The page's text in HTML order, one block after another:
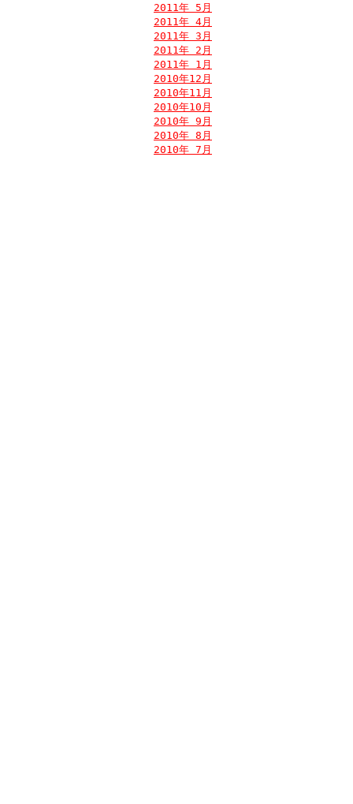
2011年 5月
2011年 4月
2011年 3月
2011年 2月
2011年 1月
2010年12月
2010年11月
2010年10月
2010年 9月
2010年 8月
2010年 7月